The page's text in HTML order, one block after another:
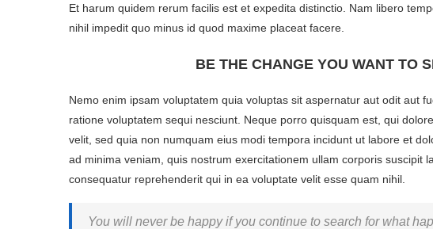
Et harum quidem rerum facilis est et expedita distinctio. Nam libero
nihil impedit quo minus id quod maxime placeat facere.
BE THE CHANGE YOU WANT TO
Nemo enim ipsam voluptatem quia voluptas sit aspernatur aut odit aut
ratione voluptatem sequi nesciunt. Neque porro quisquam est, qui
velit, sed quia non numquam eius modi tempora incidunt ut labore et
ad minima veniam, quis nostrum exercitationem ullam corporis suscipit
consequatur reprehenderit qui in ea voluptate velit esse quam nihil.
You will never be happy if you continue to search for what